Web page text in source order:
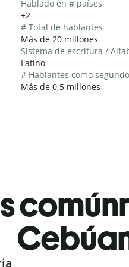
Hablado en # países
+2
# Total de hablantes
Más de 20 millones
Sistema de escritura /
Latino
# Hablantes como
Más de 0,5 millones